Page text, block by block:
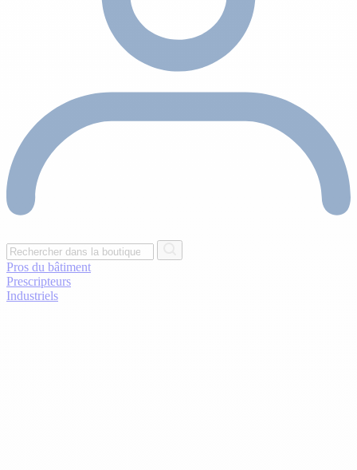
Pros du bâtiment
Prescripteurs
Industriels